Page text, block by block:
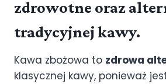
zdrowotne oraz
tradycyjnej kawy.
Kawa zbożowa to zdrowa
klasycznej kawy, ponieważ